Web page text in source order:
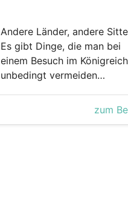
Andere Länder, andere
Es gibt Dinge, die man bei
einem Besuch im Königreich
unbedingt vermeiden…
zum